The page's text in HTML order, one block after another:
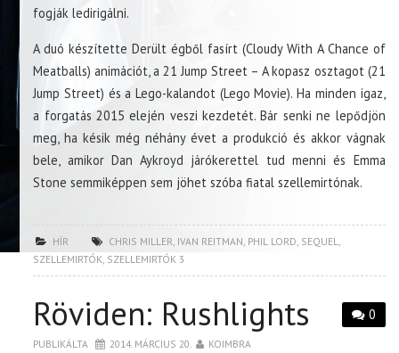
fogják ledirigálni.
A duó készítette Derült égből fasírt (Cloudy With A Chance of
Meatballs) animációt, a 21 Jump Street – A kopasz osztagot (21
Jump Street) és a Lego-kalandot (Lego Movie). Ha minden igaz,
a forgatás 2015 elején veszi kezdetét. Bár senki ne lepődjön
meg, ha késik még néhány évet a produkció és akkor vágnak
bele, amikor Dan Aykroyd járókerettel tud menni és Emma
Stone semmiképpen sem jöhet szóba fiatal szellemirtónak.
HÍR CHRIS MILLER IVAN REITMAN PHIL LORD SEQUEL
SZELLEMIRTÓK SZELLEMIRTÓK 3
0
Röviden: Rushlights
PUBLIKÁLTA 2014. MÁRCIUS 20. KOIMBRA